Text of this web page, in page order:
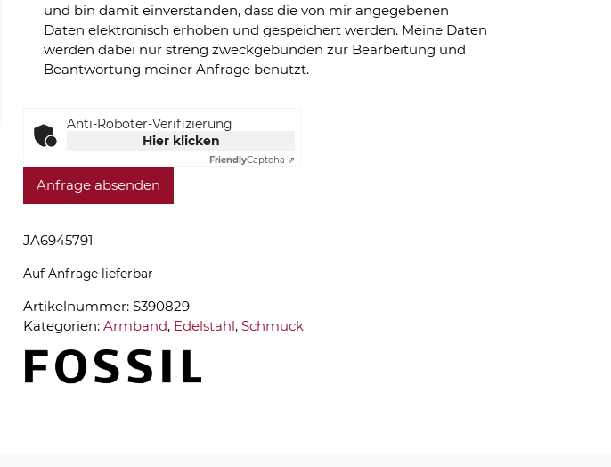
und bin damit einverstanden, dass die von mir angegebenen
Daten elektronisch erhoben und gespeichert werden. Meine Daten
werden dabei nur streng zweckgebunden zur Bearbeitung und
Beantwortung meiner Anfrage benutzt.
Anti-Roboter-Verifizierung
Hier klicken
FriendlyCaptcha ⇗
Anfrage absenden
JA6945791
Auf Anfrage lieferbar
Artikelnummer: S390829
Kategorien: Armband, Edelstahl, Schmuck